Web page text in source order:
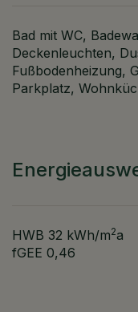
Bad mit WC
Deckenleuchten
Fußbodenheizung
Parkplatz
HWB 32 kWh/m2a
fGEE 0,46